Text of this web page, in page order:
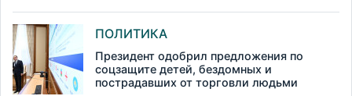
ПОЛИТИКА
Президент одобрил предложения по
соцзащите детей, бездомных и
пострадавших от торговли людьми